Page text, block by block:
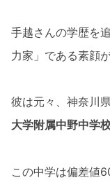
手越さんの学歴を
力家」である素顔
彼は元々、神奈川
大学附属中野中学
この中学は偏差値